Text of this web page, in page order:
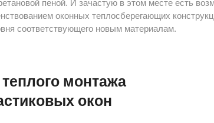
пеной. И зачастую в этом месте есть
оконных теплосберегающих
соответствующего новым материалам.
монтажа
окон